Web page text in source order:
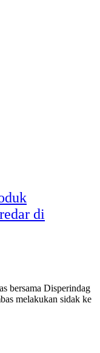
di
bersama Disperindag
melakukan sidak ke